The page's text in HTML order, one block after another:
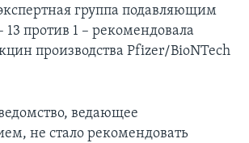
группа подавляющим
против 1 – рекомендовала
производства Pfizer/BioNTech
ведающее
не стало рекомендовать